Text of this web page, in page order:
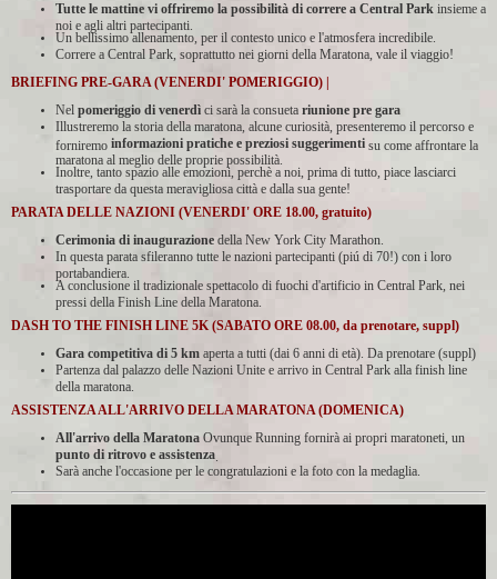
Tutte le mattine vi offriremo la possibilità di correre a Central Park insieme a
noi e agli altri partecipanti.
Un bellissimo allenamento, per il contesto unico e l'atmosfera incredibile.
Correre a Central Park, soprattutto nei giorni della Maratona, vale il viaggio!
BRIEFING PRE-GARA (VENERDI' POMERIGGIO) |
Nel pomeriggio di venerdì ci sarà la consueta riunione pre gara
Illustreremo la storia della maratona, alcune curiosità, presenteremo il percorso e
forniremo informazioni pratiche e preziosi suggerimenti su come affrontare la
maratona al meglio delle proprie possibilità.
Inoltre, tanto spazio alle emozioni, perchè a noi, prima di tutto, piace lasciarci
trasportare da questa meravigliosa città e dalla sua gente!
PARATA DELLE NAZIONI (VENERDI' ORE 18.00, gratuito)
Cerimonia di inaugurazione della New York City Marathon.
In questa parata sfileranno tutte le nazioni partecipanti (piú di 70!) con i loro
portabandiera.
A conclusione il tradizionale spettacolo di fuochi d'artificio in Central Park, nei
pressi della Finish Line della Maratona.
DASH TO THE FINISH LINE 5K (SABATO ORE 08.00, da prenotare, suppl)
Gara competitiva di 5 km aperta a tutti (dai 6 anni di età). Da prenotare (suppl)
Partenza dal palazzo delle Nazioni Unite e arrivo in Central Park alla finish line
della maratona.
ASSISTENZA ALL'ARRIVO DELLA MARATONA (DOMENICA)
All'arrivo della Maratona Ovunque Running fornirà ai propri maratoneti, un
punto di ritrovo e assistenza
Sarà anche l'occasione per le congratulazioni e la foto con la medaglia.